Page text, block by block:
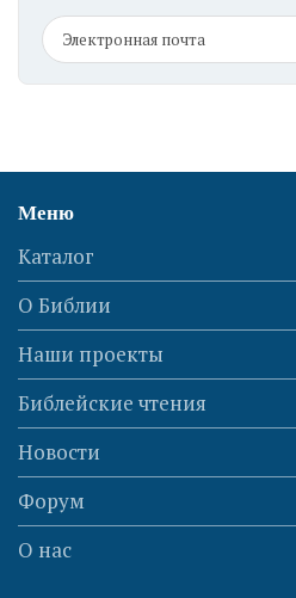
Меню
Каталог
О Библии
Наши проекты
Библейские чтения
Новости
Форум
О нас